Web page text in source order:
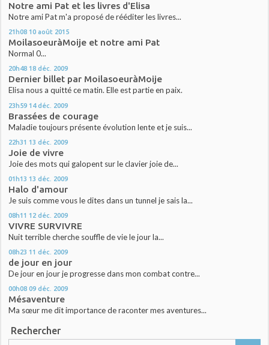
Notre ami Pat et les livres d'Elisa
Notre ami Pat m'a proposé de rééditer les livres...
21h08 10 août 2015
MoilasoeuràMoije et notre ami Pat
Normal 0...
20h48 18 déc. 2009
Dernier billet par MoilasoeuràMoije
Elisa nous a quitté ce matin. Elle est partie en paix.
23h59 14 déc. 2009
Brassées de courage
Maladie toujours présente évolution lente et je suis...
22h31 13 déc. 2009
Joie de vivre
Joie des mots qui galopent sur le clavier joie de...
01h13 13 déc. 2009
Halo d'amour
Je suis comme vous le dites dans un tunnel je sais la...
08h11 12 déc. 2009
VIVRE SURVIVRE
Nuit terrible cherche souffle de vie le jour la...
08h23 11 déc. 2009
de jour en jour
De jour en jour je progresse dans mon combat contre...
00h08 09 déc. 2009
Mésaventure
Ma sœur me dit importance de raconter mes aventures...
Rechercher